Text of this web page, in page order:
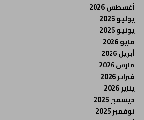
أغسطس 2026
يوليو 2026
يونيو 2026
مايو 2026
أبريل 2026
مارس 2026
فبراير 2026
يناير 2026
ديسمبر 2025
نوفمبر 2025